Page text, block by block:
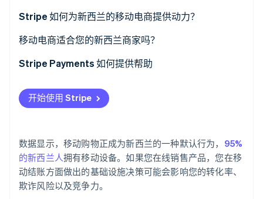
Stripe 如何为新西兰的移动电商提供动力？
移动电商适合您的新西兰商家吗？
Stripe Payments 如何提供帮助
开始使用 Stripe
数据显示，移动购物正成为新西兰的一种默认行为， 95%
的新西兰人拥有移动设备。如果您在线销售产品，您在移
动结账方面做出的基础设施决策可能会影响您的转化率、
欺诈风险以及竞争力。